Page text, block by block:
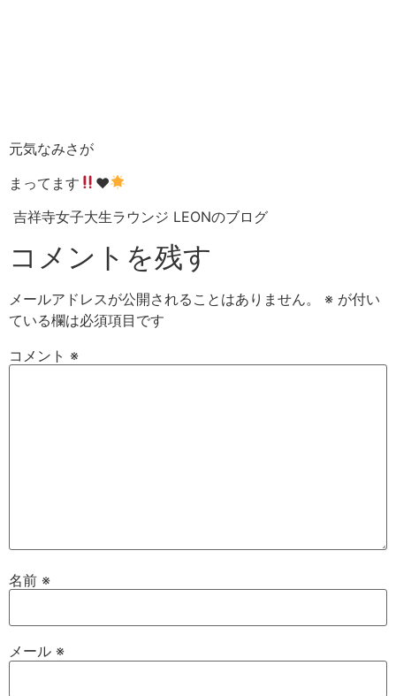
元気なみさが
まってます
♥︎
吉祥寺女子大生ラウンジ LEONのブログ
コメントを残す
メールアドレスが公開されることはありません。 ※ が付い
ている欄は必須項目です
コメント ※
名前 ※
メール ※